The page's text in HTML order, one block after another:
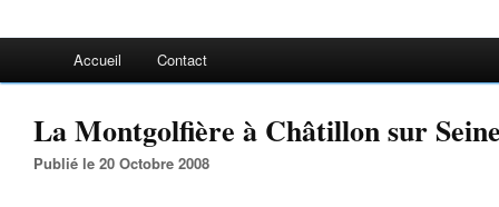
Accueil Contact
La Montgolfière à Châtillon sur
Publié le 20 Octobre 2008